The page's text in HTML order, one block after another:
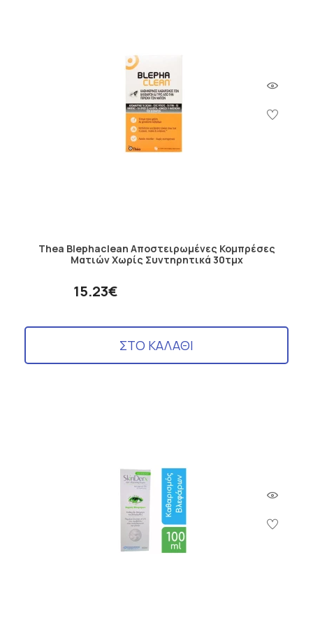
Thea Blephaclean Αποστειρωμένες Κομπρέσες
Ματιών Χωρίς Συντηρητικά 30τμχ
15.23€
ΣΤΟ ΚΑΛΑΘΙ